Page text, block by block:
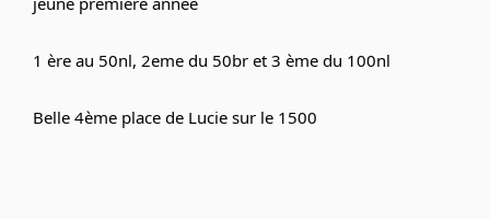
1 ère au 50nl, 2eme du 50br et 3 ème du 100nl
Belle 4ème place de Lucie sur le 1500